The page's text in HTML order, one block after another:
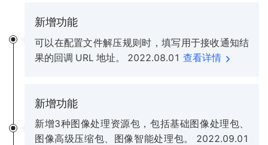
新增功能
可以在配置文件解压规则时，填写用于接收通知结
果的回调 URL 地址。
2022.08.01 查看详情
新增功能
新增3种图像处理资源包，包括基础图像处理包、
图像高级压缩包、图像智能处理包。
2022.09.01